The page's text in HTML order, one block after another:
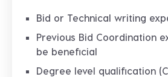
Bid or Technical writing
Previous Bid Coordination
be beneficial
Degree level qualification